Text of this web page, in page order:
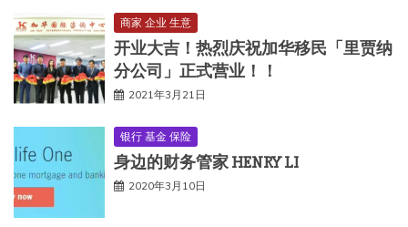
商家 企业 生意
开业大吉！热烈庆祝加华移民「里贾纳
分公司」正式营业！！
2021年3月21日
银行 基金 保险
身边的财务管家 HENRY LI
2020年3月10日